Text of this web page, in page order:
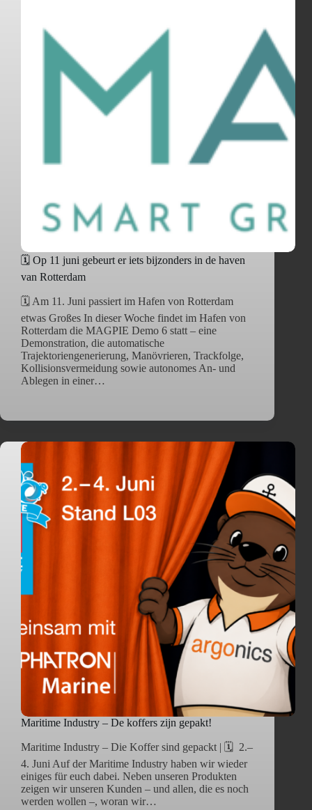
🗓️ Op 11 juni gebeurt er iets bijzonders in de haven
van Rotterdam
🗓️ Am 11. Juni passiert im Hafen von Rotterdam
etwas Großes In dieser Woche findet im Hafen von
Rotterdam die MAGPIE Demo 6 statt – eine
Demonstration, die automatische
Trajektoriengenerierung, Manövrieren, Trackfolge,
Kollisionsvermeidung sowie autonomes An- und
Ablegen in einer…
Maritime Industry – De koffers zijn gepakt!
Maritime Industry – Die Koffer sind gepackt | 🗓️ 2.–
4. Juni Auf der Maritime Industry haben wir wieder
einiges für euch dabei. Neben unseren Produkten
zeigen wir unseren Kunden – und allen, die es noch
werden wollen –, woran wir…